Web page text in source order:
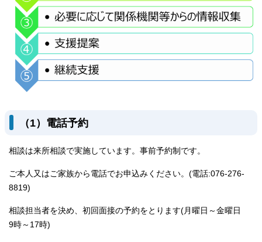
（1）電話予約
相談は来所相談で実施しています。事前予約制です。
ご本人又はご家族から電話でお申込みください。(電話:076-276-
8819)
相談担当者を決め、初回面接の予約をとります(月曜日～金曜日
9時～17時)